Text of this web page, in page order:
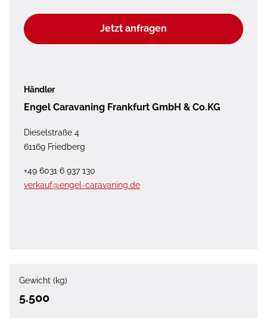
Jetzt anfragen
Händler
Engel Caravaning Frankfurt GmbH & Co.KG
Dieselstraße 4
61169 Friedberg
+49 6031 6 937 130
verkauf@engel-caravaning.de
Gewicht (kg)
5.500